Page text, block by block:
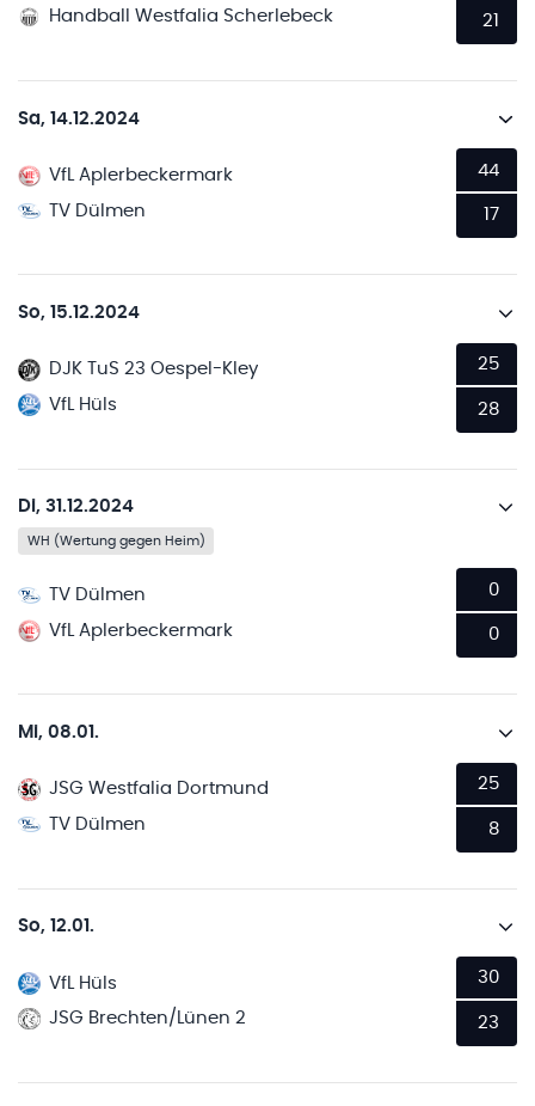
Handball Westfalia Scherlebeck 21
Sa, 14.12.2024
VfL Aplerbeckermark
TV Dülmen
44
17
So, 15.12.2024
DJK TuS 23 Oespel-Kley
VfL Hüls
25
28
Di, 31.12.2024
WH (Wertung gegen Heim)
TV Dülmen
VfL Aplerbeckermark
0
0
Mi, 08.01.
JSG Westfalia Dortmund
TV Dülmen
25
8
So, 12.01.
VfL Hüls
JSG Brechten/Lünen 2
30
23